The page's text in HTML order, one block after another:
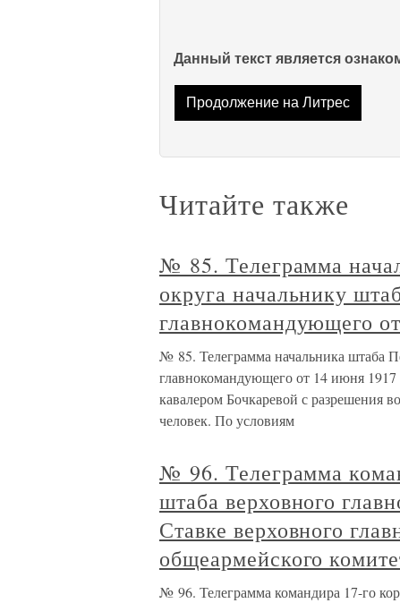
Данный текст является
Продолжение на Литрес
Читайте также
№ 85. Телеграмма
округа начальнику
главнокомандующего
№ 85. Телеграмма начальника штаба
главнокомандующего от 14 июня
кавалером Бочкаревой с разрешения
человек. По условиям
№ 96. Телеграмма
штаба верховного
Ставке верховного
общеармейского
№ 96. Телеграмма командира 17-го